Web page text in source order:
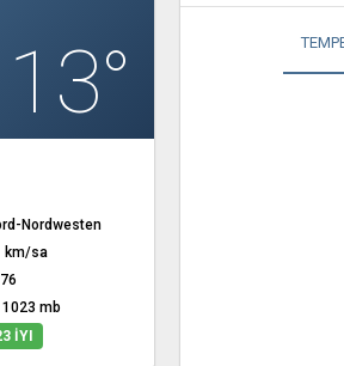
13°
Nordwesten
km/sa
mb
İYI